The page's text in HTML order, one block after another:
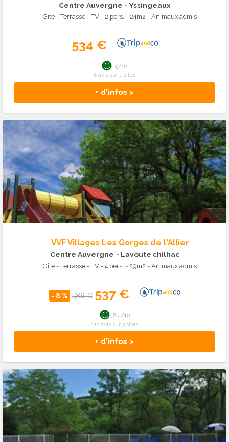
Centre Auvergne - Yssingeaux
Gîte - Terrasse - TV - 2 pers. - 24m2 - Animaux admis
534 €
+ d'infos >
9/10
8 avis sur 1 sites
VVF Villages Les Gorges de l'Allier
Centre Auvergne - Lavoute chilhac
Gîte - Terrasse - TV - 4 pers. - 29m2 - Animaux admis
- 8 % 586 € 537 €
+ d'infos >
8.4/10
113 avis sur 3 sites